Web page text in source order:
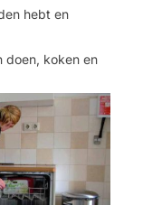
hebt en
doen, koken en